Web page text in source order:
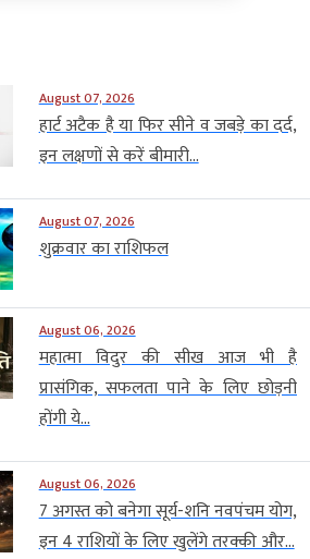
August 07, 2026
हार्ट अटैक है या फिर सीने व जबड़े का दर्द,
इन लक्षणों से करें बीमारी...
August 07, 2026
शुक्रवार का राशिफल
August 06, 2026
महात्मा विदुर की सीख आज भी है
प्रासंगिक, सफलता पाने के लिए छोड़नी
होंगी ये...
August 06, 2026
7 अगस्त को बनेगा सूर्य-शनि नवपंचम योग,
इन 4 राशियों के लिए खुलेंगे तरक्की और...